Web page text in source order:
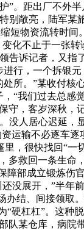
”。距出厂不外
别敞亮，陆军某
物资流转时间
化不止于一张
告诉记者，又指
行，一个拆银
所。”某收付核
“我们过去总感
，客岁深秋，
没人居心迟延，
运输不必逐车
，很快找回“一
多救回一条生命
障部成立锻炼伤
展开，”半年
结、间接领取
硬杠杠”。这种
队某仓库，病院